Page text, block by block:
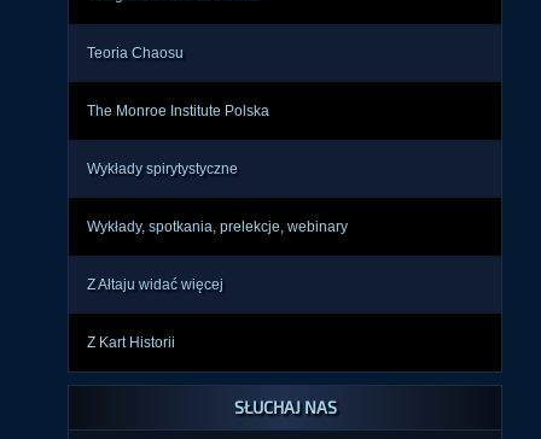
Teoria Chaosu
The Monroe Institute Polska
Wykłady spirytystyczne
Wykłady, spotkania, prelekcje, webinary
Z Ałtaju widać więcej
Z Kart Historii
SŁUCHAJ NAS